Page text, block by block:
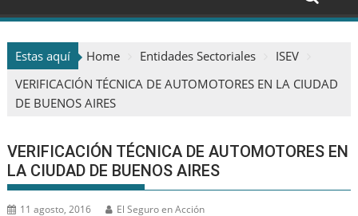
Estas aquí Home Entidades Sectoriales
ISEV
VERIFICACIÓN TÉCNICA DE AUTOMOTORES EN LA CIUDAD
DE BUENOS AIRES
VERIFICACIÓN TÉCNICA DE AUTOMOTORES EN
LA CIUDAD DE BUENOS AIRES
11 agosto, 2016 El Seguro en Acción